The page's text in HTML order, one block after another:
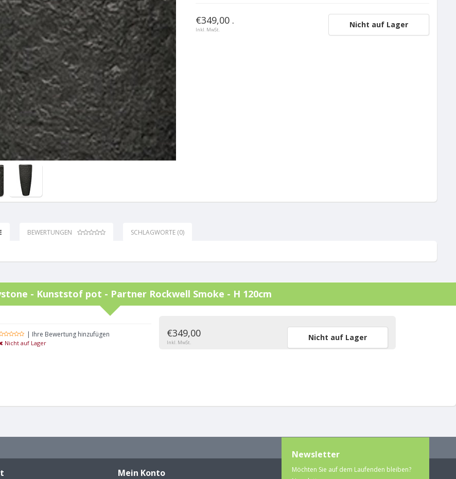
€349,00 .
Inkl. MwSt.
Nicht auf Lager
BEWERTUNGEN SCHLAGWORTE (0)
- Kunststof pot - Partner Rockwell Smoke - H 120cm
| Ihre Bewertung hinzufügen
Nicht auf Lager
€349,00
Inkl. MwSt.
Nicht auf Lager
Mein Konto
Newsletter
Möchten Sie auf dem Laufenden bleiben?